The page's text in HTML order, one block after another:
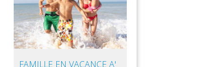
FAMILLE EN VACANCE A'